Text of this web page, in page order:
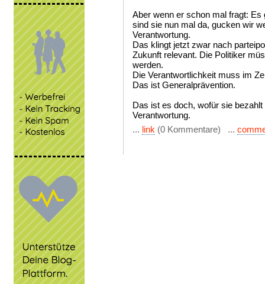
Aber wenn er schon mal fragt:
sind sie nun mal da, gucken wir
Verantwortung.
Das klingt jetzt zwar nach
Zukunft relevant. Die Politiker
werden.
Die Verantwortlichkeit muss im
Das ist Generalprävention.
Das ist es doch, wofür sie
Verantwortung.
... link (0 Kommentare) ...